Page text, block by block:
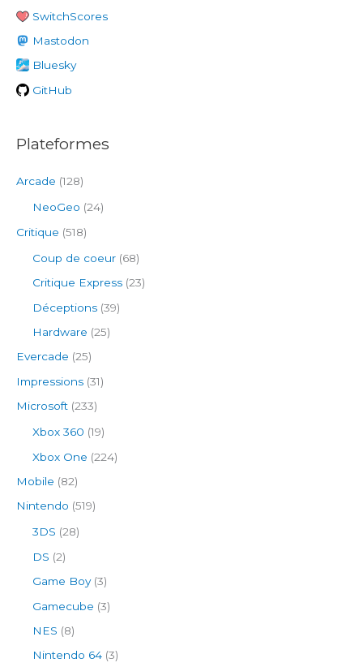
c
h
e
r
SwitchScores
Mastodon
Bluesky
GitHub
Plateformes
Arcade (128)
NeoGeo (24)
Critique (518)
Coup de coeur (68)
Critique Express (23)
Déceptions (39)
Hardware (25)
Evercade (25)
Impressions (31)
Microsoft (233)
Xbox 360 (19)
Xbox One (224)
Mobile (82)
Nintendo (519)
3DS (28)
DS (2)
Game Boy(3)
Gamecube (3)
NES (8)
Nintendo 64 (3)